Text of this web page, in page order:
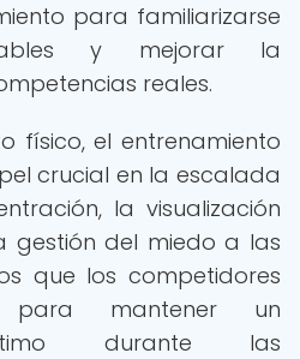
para familiarizarse
y mejorar la
reales.
físico, el entrenamiento
crucial en la escalada
la visualización
gestión del miedo a las
que los competidores
para mantener un
durante las